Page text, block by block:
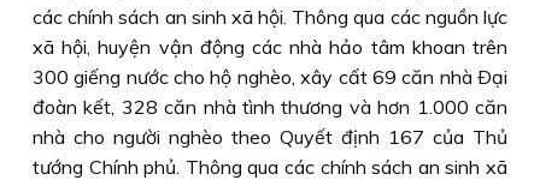
các chính sách an sinh xã hội. Thông qua các nguồn lực
xã hội, huyện vận động các nhà hảo tâm khoan trên
300 giếng nước cho hộ nghèo, xây cất 69 căn nhà Ðại
đoàn kết, 328 căn nhà tình thương và hơn 1.000 căn
nhà cho người nghèo theo Quyết định 167 của Thủ
tướng Chính phủ. Thông qua các chính sách an sinh xã